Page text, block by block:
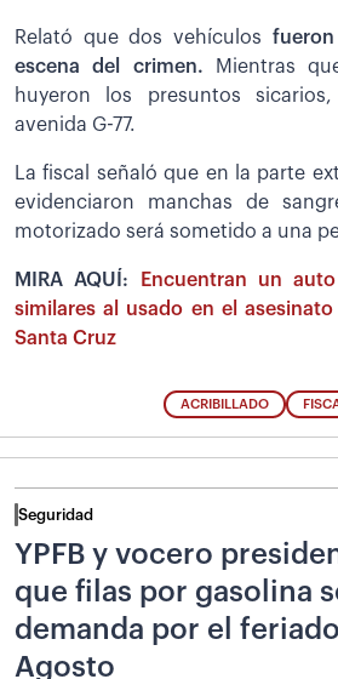
Relató que dos vehículos
escena del crimen. Mientras
huyeron los presuntos
avenida G-77.
La fiscal señaló que en la parte
evidenciaron manchas de
motorizado será sometido a una
MIRA AQUÍ:
Encuentran un
similares al usado en el
Santa Cruz
ACRIBILLADO
Seguridad
YPFB y vocero
que filas por gasolina
demanda por el
Agosto